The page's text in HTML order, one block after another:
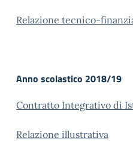
Relazione tecnico-
Anno scolastico 2018/19
Contratto Integrativo di
Relazione illustrativa